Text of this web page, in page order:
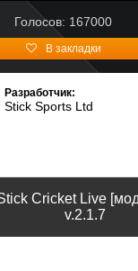
Голосов: 167000
В закладки
Разработчик:
Stick Sports Ltd
Cricket Live
v.2.1.7